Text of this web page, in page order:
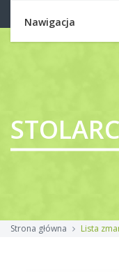
Nawigacja
Strona główna Lista